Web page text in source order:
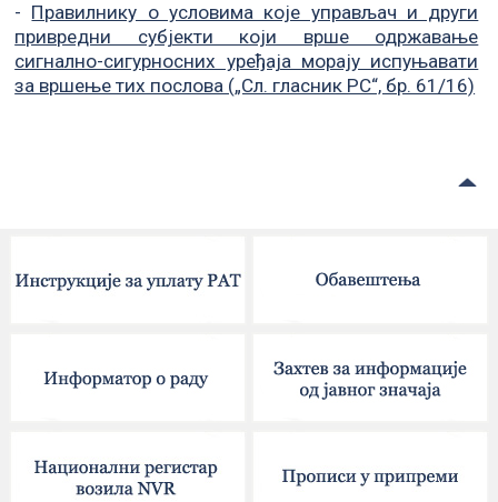
- Правилнику о условима које управљач и други
привредни субјекти који врше одржавање
сигнално-сигурносних уређаја морају испуњавати
за вршење тих послова („Сл. гласник РС“, бр. 61/16)